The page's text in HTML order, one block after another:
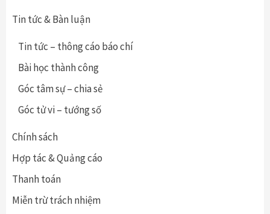
Tin tức & Bàn luận
Tin tức – thông cáo báo chí
Bài học thành công
Góc tâm sự – chia sẻ
Góc tử vi – tướng số
Chính sách
Hợp tác & Quảng cáo
Thanh toán
Miễn trừ trách nhiệm